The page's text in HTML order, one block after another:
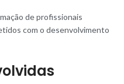
de profissionais
com o desenvolvimento